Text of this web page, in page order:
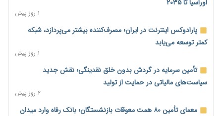
اوراسیا تا ۲۰۳۵
۱ روز پیش
پارادوکس اینترنت در ایران؛ مصرف‌کننده بیشتر می‌پردازد، شبکه
کمتر توسعه می‌یابد
۱ روز پیش
تأمین سرمایه در گردش بدون خلق نقدینگی؛ نقش جدید
سیاست‌های مالیاتی در حمایت از تولید
۲ روز پیش
معمای تأمین ۸۰ همت معوقات بازنشستگان؛ بانک رفاه وارد میدان